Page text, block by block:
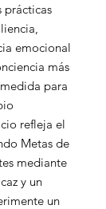
prácticas
emocional
más
para
refleja el
Metas de
mediante
y un
un